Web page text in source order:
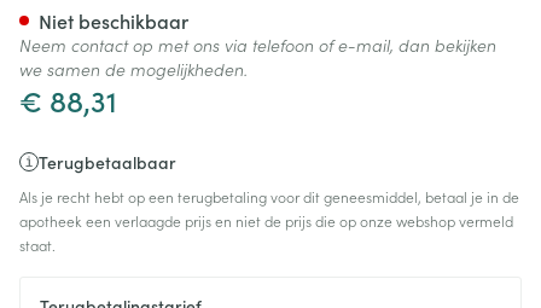
€ 88,31
Terugbetaalbaar
Als je recht hebt op een terugbetaling voor dit geneesmiddel, betaal je in de
apotheek een verlaagde prijs en niet de prijs die op onze webshop vermeld
staat.
Niet beschikbaar
Neem contact op met ons via telefoon of e-mail, dan bekijken
we samen de mogelijkheden.